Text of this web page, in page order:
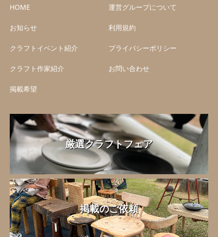
HOME
お知らせ
クラフトイベント紹介
クラフト作家紹介
掲載希望
運営グループについて
利用規約
プライバシーポリシー
お問い合わせ
厳選クラフトフェア
掲載のご依頼